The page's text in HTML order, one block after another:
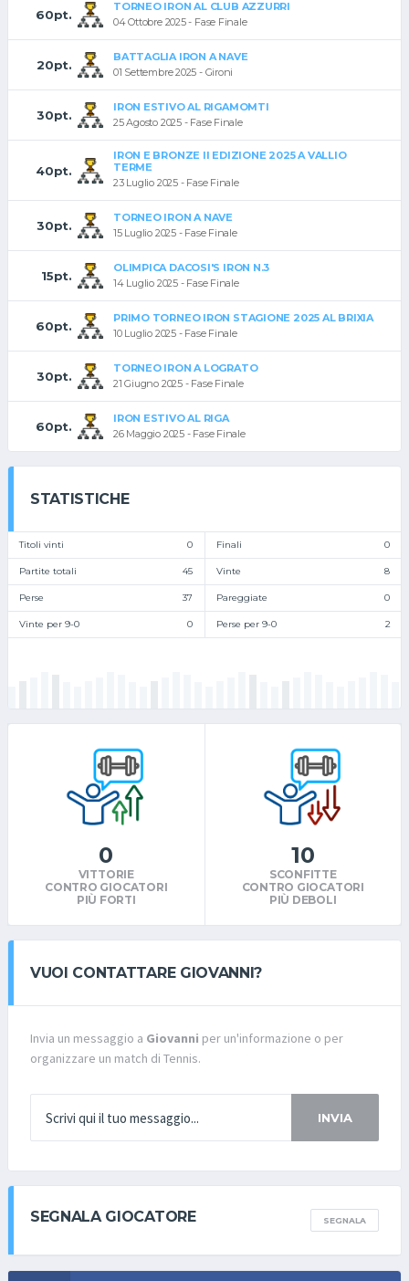
60pt.
TORNEO IRON AL CLUB AZZURRI
04 Ottobre 2025 - Fase Finale
20pt.
BATTAGLIA IRON A NAVE
01 Settembre 2025 - Gironi
30pt.
IRON ESTIVO AL RIGAMOMTI
25 Agosto 2025 - Fase Finale
40pt.
IRON E BRONZE II EDIZIONE 2025 A VALLIO
TERME
23 Luglio 2025 - Fase Finale
30pt.
TORNEO IRON A NAVE
15 Luglio 2025 - Fase Finale
15pt.
OLIMPICA DACOSI'S IRON N.3
14 Luglio 2025 - Fase Finale
60pt.
PRIMO TORNEO IRON STAGIONE 2025 AL BRIXIA
10 Luglio 2025 - Fase Finale
30pt.
TORNEO IRON A LOGRATO
21 Giugno 2025 - Fase Finale
60pt.
IRON ESTIVO AL RIGA
26 Maggio 2025 - Fase Finale
STATISTICHE
Titoli vinti 0 Finali 0
Partite totali 45 Vinte 8
Perse 37 Pareggiate 0
Vinte per 9-0 0 Perse per 9-0 2
0
VITTORIE
CONTRO GIOCATORI
PIÙ FORTI
10
SCONFITTE
CONTRO GIOCATORI
PIÙ DEBOLI
VUOI CONTATTARE GIOVANNI?
Invia un messaggio a Giovanni per un'informazione o per
organizzare un match di Tennis.
INVIA
SEGNALA GIOCATORE SEGNALA